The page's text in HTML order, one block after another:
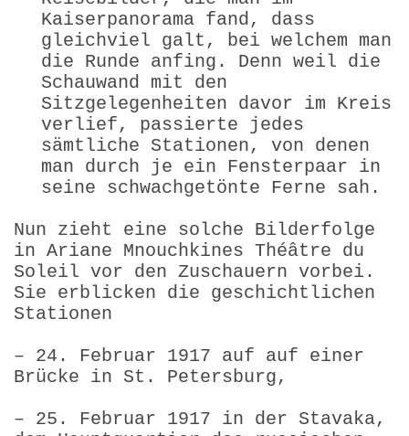
Kaiserpanorama fand, dass
gleichviel galt, bei welchem man
die Runde anfing. Denn weil die
Schauwand mit den
Sitzgelegenheiten davor im Kreis
verlief, passierte jedes
sämtliche Stationen, von denen
man durch je ein Fensterpaar in
seine schwachgetönte Ferne sah.
Nun zieht eine solche Bilderfolge
in Ariane Mnouchkines Théâtre du
Soleil vor den Zuschauern vorbei.
Sie erblicken die geschichtlichen
Stationen
– 24. Februar 1917 auf auf einer
Brücke in St. Petersburg,
– 25. Februar 1917 in der Stavaka,